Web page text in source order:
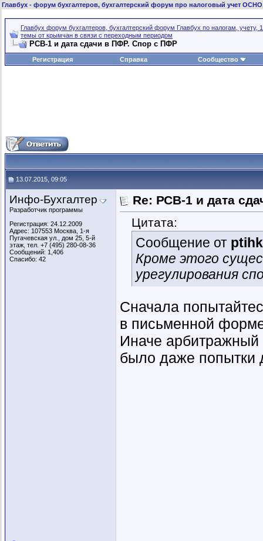
Главбух - форум бухгалтеров, бухгалтерский форум про налоговый учет
Главбух форум бухгалтеров, бухгалтерский форум Главбух по налогам, учету,
темы от крымчан в связи с переходным периодом
РСВ-1 и дата сдачи в ПФР. Спор с ПФР
Регистрация Справка Сообщество
13.07.2015, 09:05
Инфо-Бухгалтер
Разработчик программы
Регистрация: 24.12.2009
Адрес: 107553 Москва, 1-я
Пугачевская ул., дом 25, 5-й
этаж, тел. +7 (495) 280-08-36
Сообщений: 1,406
Спасибо: 42
Re: РСВ-1 и дата
Цитата:
Сообщение от
Кроме этого
урегулирования
Сначала
в письменной
Иначе арбитражный
было даже попытки